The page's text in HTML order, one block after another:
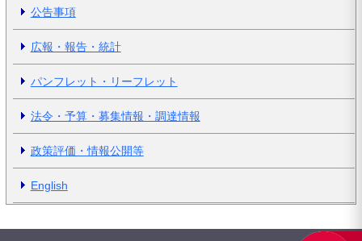
公告事項
広報・報告・統計
パンフレット・リーフレット
法令・予算・募集情報・調達情報
政策評価・情報公開等
English